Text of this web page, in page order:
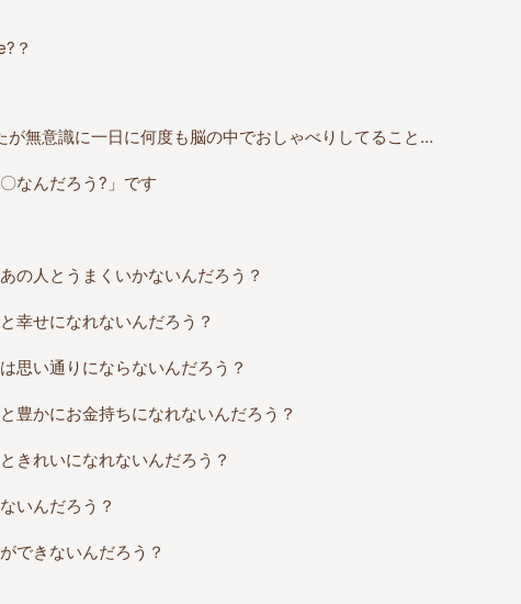
？
が無意識に一日に何度も脳の中でおしゃべりしてること…
〇なんだろう?」です
の人とうまくいかないんだろう？
幸せになれないんだろう？
思い通りにならないんだろう？
豊かにお金持ちになれないんだろう？
きれいになれないんだろう？
いんだろう？
できないんだろう？